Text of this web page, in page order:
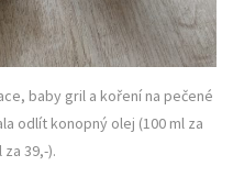
baby gril a koření na pečené
odlít konopný olej (100 ml za
39,-).